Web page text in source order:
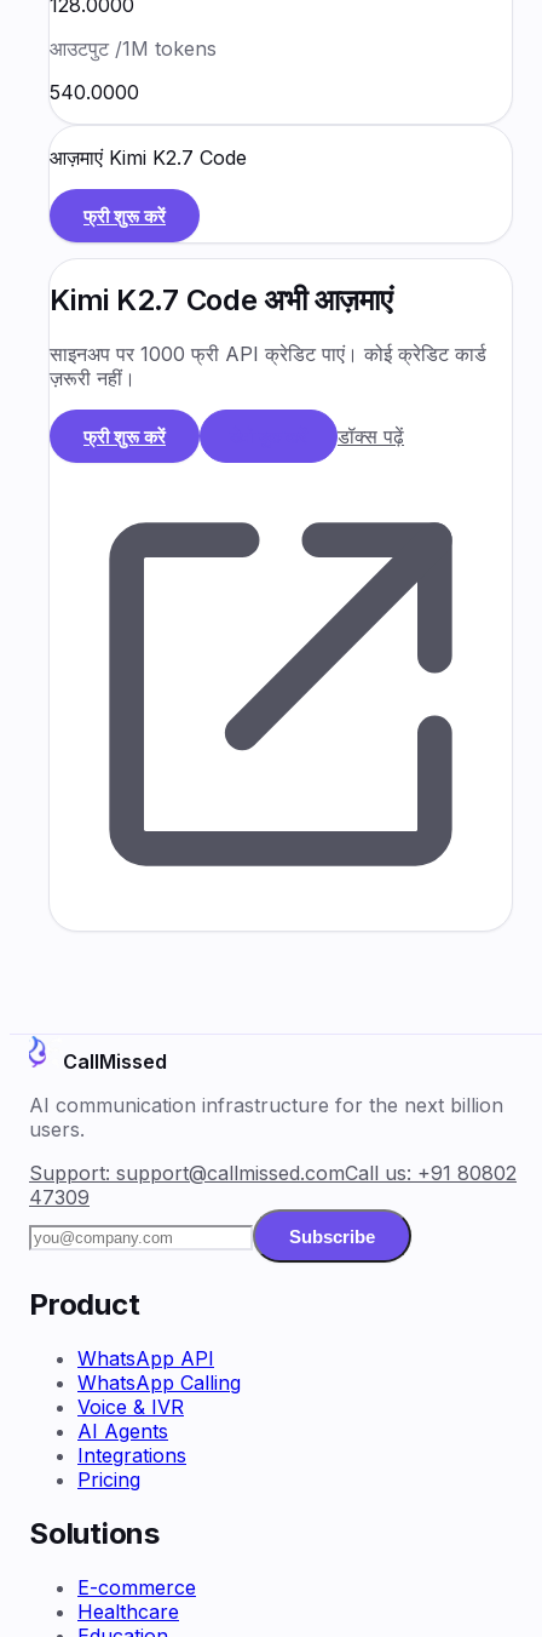
₹128.0000
आउटपुट /1M tokens
₹540.0000
आज़माएं Kimi K2.7 Code
फ्री शुरू करें
Kimi K2.7 Code अभी आज़माएं
साइनअप पर 1000 फ्री API क्रेडिट पाएं। कोई क्रेडिट कार्ड
ज़रूरी नहीं।
फ्री शुरू करें डॉक्स पढ़ें
CallMissed
AI communication infrastructure for the next billion
users.
Support: support@callmissed.comCall us: +91 80802
47309
Subscribe
Product
WhatsApp API
WhatsApp Calling
Voice & IVR
AI Agents
Integrations
Pricing
Solutions
E-commerce
Healthcare